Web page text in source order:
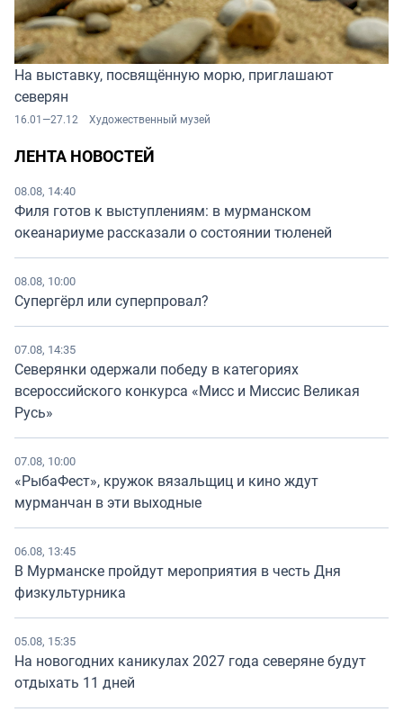
ЛЕНТА НОВОСТЕЙ
08.08, 14:40
Филя готов к выступлениям: в мурманском
океанариуме рассказали о состоянии тюленей
08.08, 10:00
Супергёрл или суперпровал?
07.08, 14:35
Северянки одержали победу в категориях
всероссийского конкурса «Мисс и Миссис Великая
Русь»
07.08, 10:00
«РыбаФест», кружок вязальщиц и кино ждут
мурманчан в эти выходные
06.08, 13:45
В Мурманске пройдут мероприятия в честь Дня
физкультурника
05.08, 15:35
На новогодних каникулах 2027 года северяне будут
отдыхать 11 дней
На выставку, посвящённую морю, приглашают
северян
16.01—27.12 Художественный музей